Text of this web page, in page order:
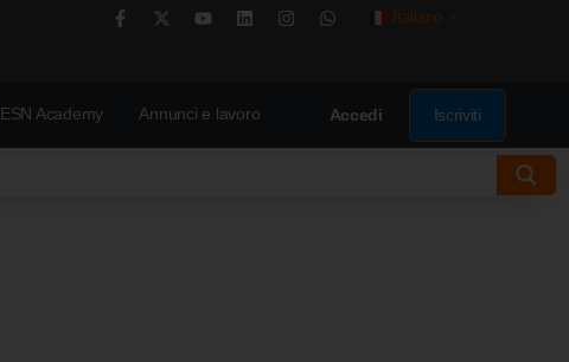
Italiano
ESN Academy Annunci e lavoro Accedi Iscriviti